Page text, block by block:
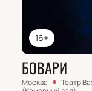
16+
БОВАРИ
Москва Театр